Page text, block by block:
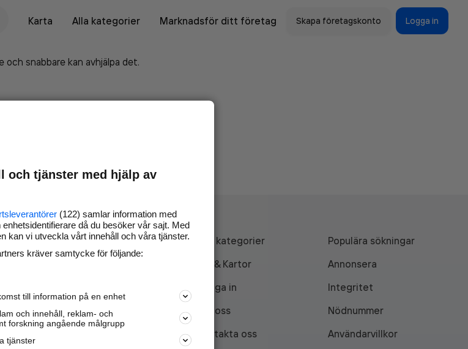
Karta
Alla kategorier Marknadsför ditt företag Skapa företagskonto Logga in
snabbare kan avhjälpa det.
Marknadsför företaget på
nya kunder och
samarbetspartners nära dig.
Läs mer här
Alla kategorier
Populära sökningar
API & Kartor
Annonsera
Logga in
Integritet
Om oss
Nödnummer
Kontakta oss
Användarvillkor
och tjänster med hjälp av
(122) samlar information med
då du besöker vår sajt. Med
kan vi utveckla vårt innehåll och våra tjänster.
kräver samtycke för följande:
till information på en enhet
och innehåll, reklam- och
forskning angående målgrupp
tjänster